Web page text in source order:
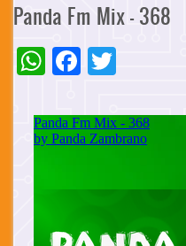
Panda Fm Mix - 368
WhatsApp
Facebook